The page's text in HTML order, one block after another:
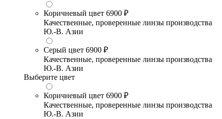
Коричневый цвет 6900 ₽
Качественные, проверенные линзы производства
Ю.-В. Азии
Серый цвет 6900 ₽
Качественные, проверенные линзы производства
Ю.-В. Азии
Выберите цвет
Коричневый цвет 6900 ₽
Качественные, проверенные линзы производства
Ю.-В. Азии